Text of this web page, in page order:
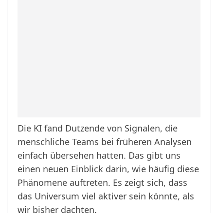
Die KI fand Dutzende von Signalen, die
menschliche Teams bei früheren Analysen
einfach übersehen hatten. Das gibt uns
einen neuen Einblick darin, wie häufig diese
Phänomene auftreten. Es zeigt sich, dass
das Universum viel aktiver sein könnte, als
wir bisher dachten.